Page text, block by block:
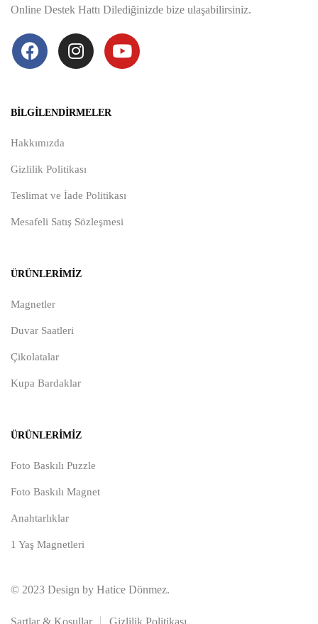
Online Destek Hattı Dilediğinizde bize ulaşabilirsiniz.
BILGILENDIRMELER
Hakkımızda
Gizlilik Politikası
Teslimat ve İade Politikası
Mesafeli Satış Sözleşmesi
ÜRÜNLERIMIZ
Magnetler
Duvar Saatleri
Çikolatalar
Kupa Bardaklar
ÜRÜNLERIMIZ
Foto Baskılı Puzzle
Foto Baskılı Magnet
Anahtarlıklar
1 Yaş Magnetleri
© 2023 Design by Hatice Dönmez.
Şartlar & Koşullar Gizlilik Politikası